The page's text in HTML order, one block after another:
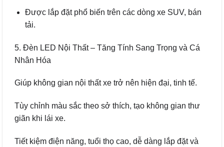
Được lắp đặt phổ biến trên các dòng xe SUV, bán
tải.
5. Đèn LED Nội Thất – Tăng Tính Sang Trọng và Cá
Nhân Hóa
Giúp không gian nội thất xe trở nên hiện đại, tinh tế.
Tùy chỉnh màu sắc theo sở thích, tạo không gian thư
giãn khi lái xe.
Tiết kiệm điện năng, tuổi thọ cao, dễ dàng lắp đặt và